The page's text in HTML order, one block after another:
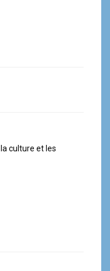
culture et les